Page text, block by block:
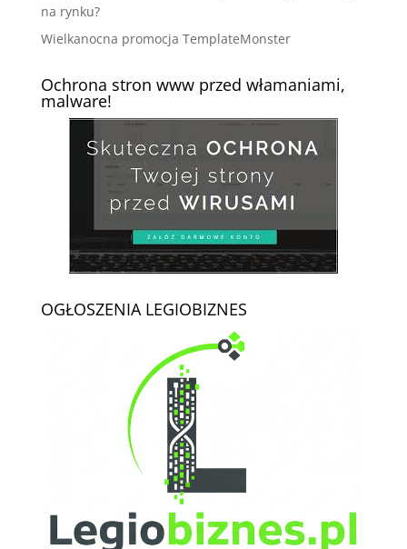
na rynku?
Wielkanocna promocja TemplateMonster
Ochrona stron www przed włamaniami,
malware!
OGŁOSZENIA LEGIOBIZNES